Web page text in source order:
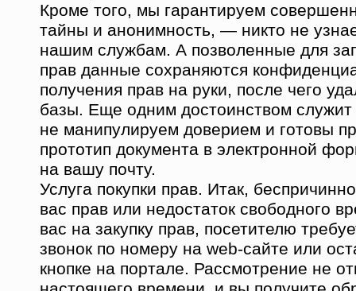
Кроме того, мы гарантируем
тайны и анонимность, — никто не
нашим службам. А позволенные для
прав данные сохраняются
получения прав на руки, после чего
базы. Еще одним достоинством служит
не манипулируем доверием и готовы
прототип документа в электронной
на вашу почту.
Услуга покупки прав. Итак,
вас прав или недостаток свободного
вас на закупку прав, посетителю
звонок по номеру на web-сайте или
кнопке на портале. Рассмотрение не